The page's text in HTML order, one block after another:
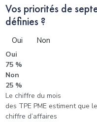
Vos priorités de
définies ?
Oui Non
Oui
75 %
Non
25 %
Le chiffre du mois
des TPE PME estiment que
chiffre d’affaires